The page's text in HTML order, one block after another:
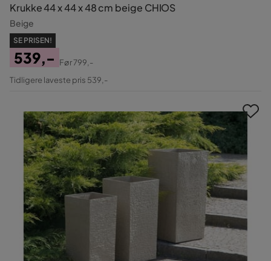
Krukke 44 x 44 x 48 cm beige CHIOS
Beige
SE PRISEN!
Pris
539,-
Original
Før799,-
Tidligere laveste pris 539,-